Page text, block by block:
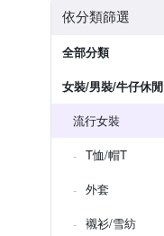
依分類篩選
全部分類
女裝/男裝/牛仔休閒
流行女裝
T恤/帽T
外套
襯衫/雪紡